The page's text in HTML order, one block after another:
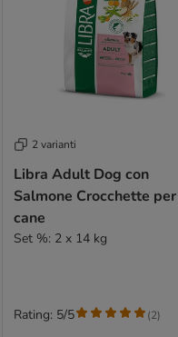
2 varianti
Libra Adult Dog con
Salmone Crocchette per
cane
Set %: 2 x 14 kg
Rating: 5/5 (2)